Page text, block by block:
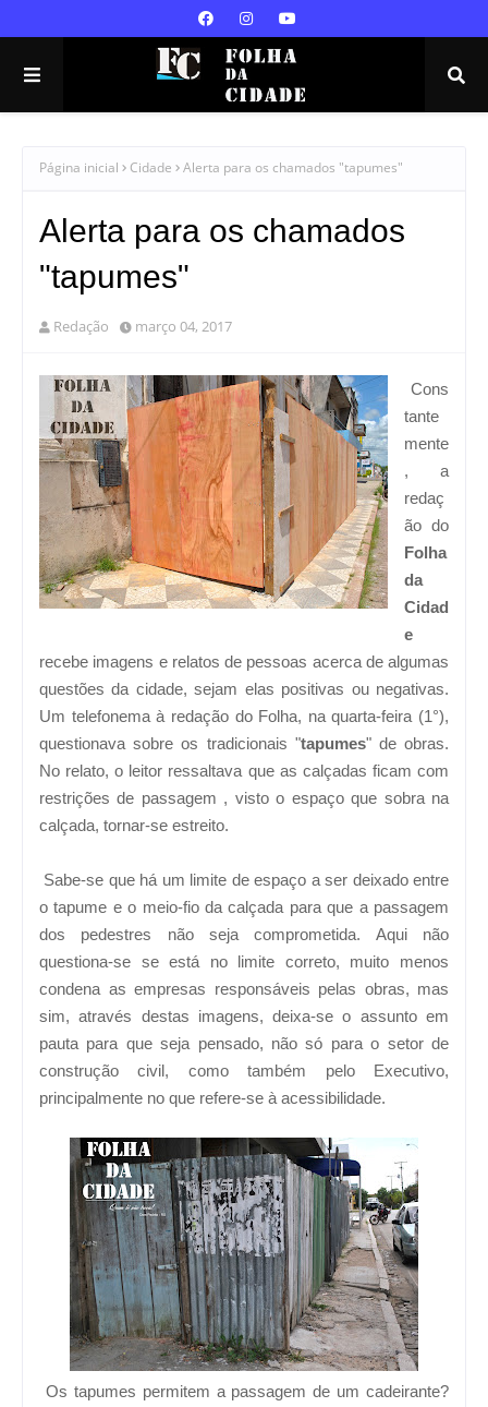
Página inicial Cidade Alerta para os chamados "tapumes"
Alerta para os chamados
"tapumes"
Redação março 04, 2017
Cons
tante
mente
, a
redaç
ão do
Folha
da
Cidad
e
recebe imagens e relatos de pessoas acerca de algumas
questões da cidade, sejam elas positivas ou negativas.
Um telefonema à redação do Folha, na quarta-feira (1°),
questionava sobre os tradicionais "tapumes" de obras.
No relato, o leitor ressaltava que as calçadas ficam com
restrições de passagem , visto o espaço que sobra na
calçada, tornar-se estreito.
Sabe-se que há um limite de espaço a ser deixado entre
o tapume e o meio-fio da calçada para que a passagem
dos pedestres não seja comprometida. Aqui não
questiona-se se está no limite correto, muito menos
condena as empresas responsáveis pelas obras, mas
sim, através destas imagens, deixa-se o assunto em
pauta para que seja pensado, não só para o setor de
construção civil, como também pelo Executivo,
principalmente no que refere-se à acessibilidade.
Os tapumes permitem a passagem de um cadeirante?